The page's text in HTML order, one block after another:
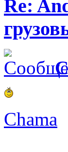
Re:
Chama